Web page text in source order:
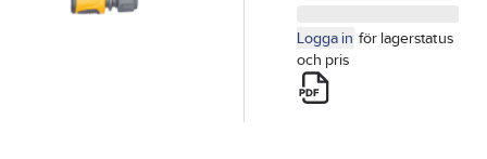
Logga in för lagerstatus
och pris